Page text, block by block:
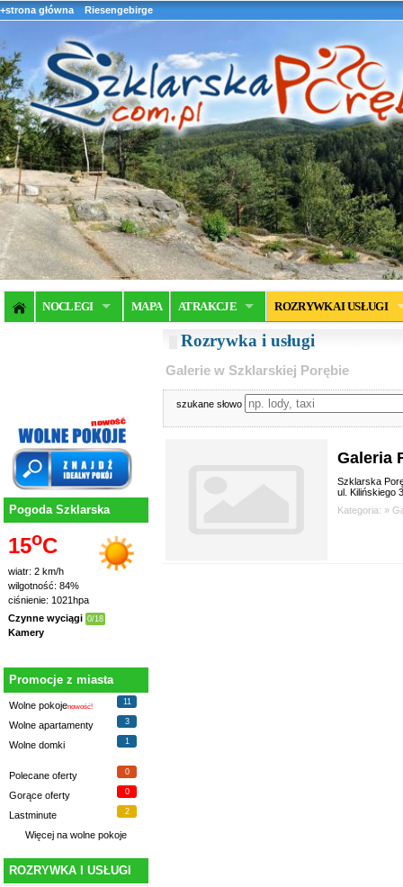
+strona główna Riesengebirge
NOCLEGI MAPA ATRAKCJE ROZRYWKA I USŁUGI
Pogoda Szklarska
15oC
wiatr: 2 km/h
wilgotność: 84%
ciśnienie: 1021hpa
Czynne wyciągi 0/18
Kamery
Promocje z miasta
Wolne pokojenowość!
11
Wolne apartamenty 3
Wolne domki 1
Polecane oferty 0
Gorące oferty 0
Lastminute 2
Więcej na wolne pokoje
ROZRYWKA I USŁUGI
Rozrywka i usługi
Galerie w Szklarskiej Porębie
szukane słowo
Galeria
Szklarska
ul. Kilińskiego 3
Kategoria: »